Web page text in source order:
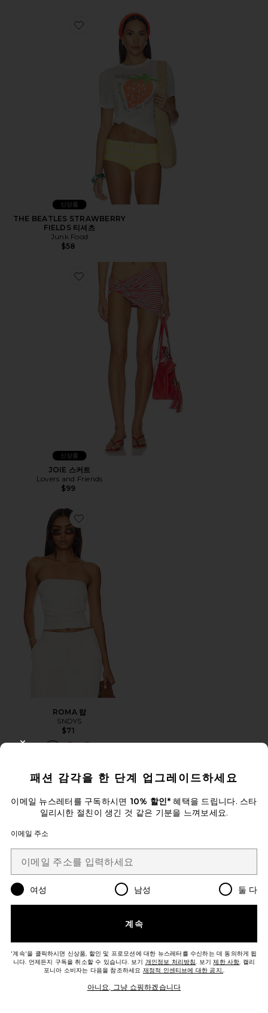
Favorite THE BEATLES STRAWBERRY FIELDS 티셔츠
신상품
THE BEATLES STRAWBERRY
FIELDS 티셔츠
Junk Food
$58
Favorite JOIE 스커트
신상품
JOIE 스커트
Lovers and Friends
$99
Favorite ROMA 탑
ROMA 탑
SNDYS
$71
패션 감각을 한 단계 업그레이드하세요
이메일 뉴스레터를 구독하시면 10% 할인*혜택을 드립니다. 스타
일리시한 절친이 생긴 것 같은 기분을 느껴보세요.
이메일 주소
여성 남성 둘 다
계속
'계속'을 클릭하시면 신상품, 할인 및 프로모션에 대한 뉴스레터를 수신하는 데 동의하게 됩
니다. 언제든지 구독을 취소할 수 있습니다. 보기 개인정보 처리방침. 보기제한 사항. 캘리
포니아 소비자는 다음을 참조하세요 재정적 인센티브에 대한 공지..
아니요, 그냥 쇼핑하겠습니다